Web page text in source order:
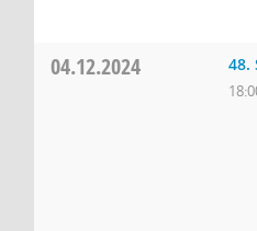
04.12.2024 48.